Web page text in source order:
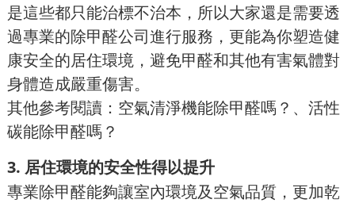
是這些都只能治標不治本，所以大家還是需要透
過專業的除甲醛公司進行服務，更能為你塑造健
康安全的居住環境，避免甲醛和其他有害氣體對
身體造成嚴重傷害。
其他參考閱讀： 空氣清淨機能除甲醛嗎？ 、 活性
碳能除甲醛嗎？
3. 居住環境的安全性得以提升
專業除甲醛能夠讓室內環境及空氣品質，更加乾